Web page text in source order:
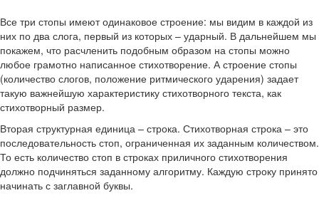
Все три стопы имеют одинаковое строение: мы видим в каждой из
них по два слога, первый из которых – ударный. В дальнейшем мы
покажем, что расчленить подобным образом на стопы можно
любое грамотно написанное стихотворение. А строение стопы
(количество слогов, положение ритмического ударения) задает
такую важнейшую характеристику стихотворного текста, как
стихотворный размер.
Вторая структурная единица – строка. Стихотворная строка – это
последовательность стоп, ограниченная их заданным количеством.
То есть количество стоп в строках приличного стихотворения
должно подчиняться заданному алгоритму. Каждую строку принято
начинать с заглавной буквы.